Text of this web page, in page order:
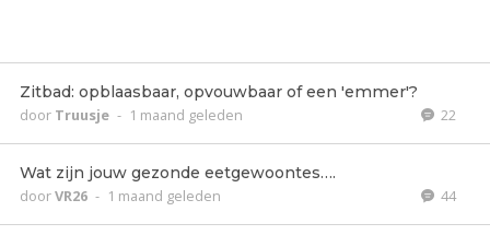
Zitbad: opblaasbaar, opvouwbaar of een 'emmer'?
door Truusje - 1 maand geleden 22
Wat zijn jouw gezonde eetgewoontes….
doorVR26 - 1 maand geleden 44